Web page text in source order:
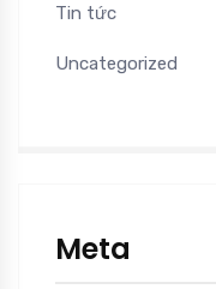
Tin tức
Uncategorized
Meta